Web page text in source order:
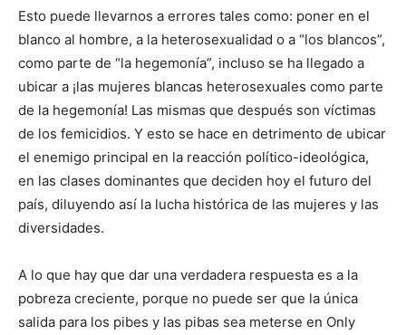
Esto puede llevarnos a errores tales como: poner en el
blanco al hombre, a la heterosexualidad o a “los blancos”,
como parte de “la hegemonía”, incluso se ha llegado a
ubicar a ¡las mujeres blancas heterosexuales como parte
de la hegemonía! Las mismas que después son víctimas
de los femicidios. Y esto se hace en detrimento de ubicar
el enemigo principal en la reacción político-ideológica,
en las clases dominantes que deciden hoy el futuro del
país, diluyendo así la lucha histórica de las mujeres y las
diversidades.
A lo que hay que dar una verdadera respuesta es a la
pobreza creciente, porque no puede ser que la única
salida para los pibes y las pibas sea meterse en Only